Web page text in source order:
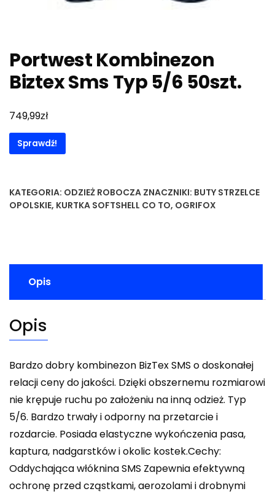
Portwest Kombinezon
Biztex Sms Typ 5/6 50szt.
749,99zł
Sprawdź!
KATEGORIA: ODZIEŻ ROBOCZA ZNACZNIKI: BUTY STRZELCE
OPOLSKIE, KURTKA SOFTSHELL CO TO, OGRIFOX
Opis
Opis
Bardzo dobry kombinezon BizTex SMS o doskonałej
relacji ceny do jakości. Dzięki obszernemu rozmiarowi
nie krępuje ruchu po założeniu na inną odzież. Typ
5/6. Bardzo trwały i odporny na przetarcie i
rozdarcie. Posiada elastyczne wykończenia pasa,
kaptura, nadgarstków i okolic kostek.Cechy:
Oddychająca włóknina SMS Zapewnia efektywną
ochronę przed cząstkami, aerozolami i drobnymi